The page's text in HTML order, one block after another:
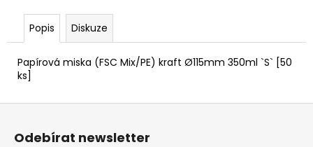
Popis Diskuze
Papírová miska (FSC Mix/PE) kraft Ø115mm 350ml `S` [50
ks]
48
Z
Odebírat newsletter